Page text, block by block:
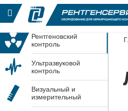
Рентгеновский
контроль
Ультразвуковой
контроль
Визуальный и
измерительный